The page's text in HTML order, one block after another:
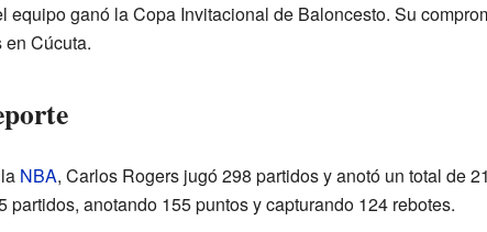
equipo ganó la Copa Invitacional de Baloncesto. Su
Cúcuta.
NBA, Carlos Rogers jugó 298 partidos y anotó un total de
partidos, anotando 155 puntos y capturando 124 rebotes.